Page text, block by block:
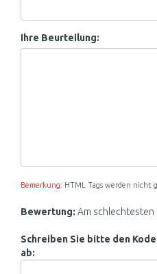
Ihre Beurteilung:
Bemerkung: HTML Tags werden nicht
Bewertung: Am schlechtesten
Schreiben Sie bitte den
ab: